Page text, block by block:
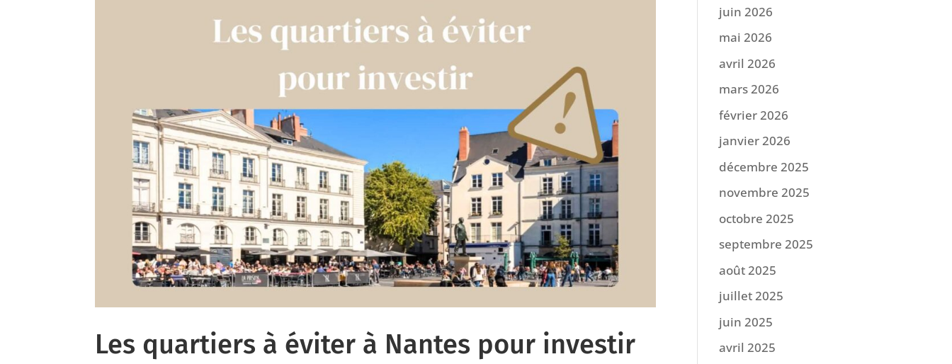
Les quartiers à éviter à Nantes pour investir
juin 2026
mai 2026
avril 2026
mars 2026
février 2026
janvier 2026
décembre 2025
novembre 2025
octobre 2025
septembre 2025
août 2025
juillet 2025
juin 2025
avril 2025